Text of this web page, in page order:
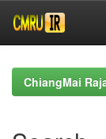
navigationChiangMai